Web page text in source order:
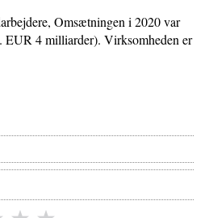
Omsætningen i 2020 var
EUR 4 milliarder). Virksomheden er